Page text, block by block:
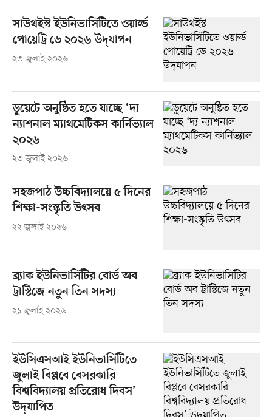
সাউথইস্ট ইউনিভার্সিটিতে ওয়ার্ল্ড
পোয়েট্রি ডে ২০২৬ উদ্‌যাপন
২৩ জুলাই ২০২৬
ডুয়েটে অনুষ্ঠিত হতে যাচ্ছে ‘দ্য
ন্যাশনাল ম্যাথমেটিকস কার্নিভ্যাল
২০২৬
২৩ জুলাই ২০২৬
সহজপাঠ উচ্চবিদ্যালয়ে ৫ দিনের
শিক্ষা-সংস্কৃতি উৎসব
২২ জুলাই ২০২৬
ব্র্যাক ইউনিভার্সিটির বোর্ড অব
ট্রাস্টিজে নতুন তিন সদস্য
২১ জুলাই ২০২৬
ইউসিএসআই ইউনিভার্সিটিতে
জুলাই বিপ্লবে বেসরকারি
বিশ্ববিদ্যালয় প্রতিরোধ দিবস’
উদ্‌যাপিত